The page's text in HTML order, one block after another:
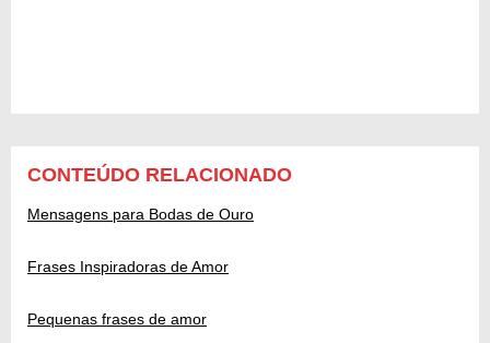
CONTEÚDO RELACIONADO
Mensagens para Bodas de Ouro
Frases Inspiradoras de Amor
Pequenas frases de amor